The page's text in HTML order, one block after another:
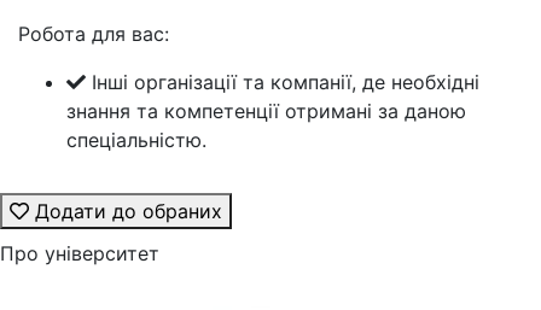
Робота для вас:
Інші організації та компанії, де необхідні
знання та компетенції отримані за даною
спеціальністю.
Додати до обраних
Про університет